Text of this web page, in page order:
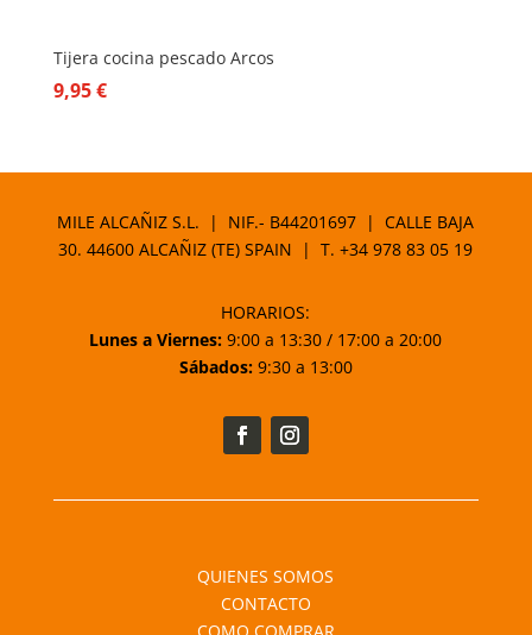
Tijera cocina pescado Arcos
9,95€
MILE ALCAÑIZ S.L. | NIF.- B44201697 | CALLE BAJA
30. 44600 ALCAÑIZ (TE) SPAIN | T.+34 978 83 05 19
HORARIOS:
Lunes a Viernes: 9:00 a 13:30 / 17:00 a 20:00
Sábados:9:30 a 13:00
QUIENES SOMOS
CONTACTO